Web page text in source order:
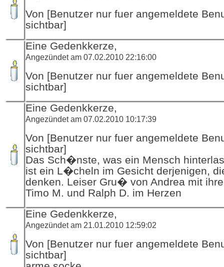
Von [Benutzer nur fuer angemeldete
sichtbar]
Eine Gedenkkerze,
Angezündet am 07.02.2010 22:16:00
Von [Benutzer nur fuer angemeldete
sichtbar]
Eine Gedenkkerze,
Angezündet am 07.02.2010 10:17:39
Von [Benutzer nur fuer angemeldete
sichtbar]
Das Sch�nste, was ein Mensch
ist ein L�cheln im Gesicht derjenigen,
denken. Leiser Gru� von Andrea mit
Timo M. und Ralph D. im Herzen
Eine Gedenkkerze,
Angezündet am 21.01.2010 12:59:02
Von [Benutzer nur fuer angemeldete
sichtbar]